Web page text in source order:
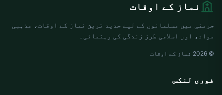
نماز کے اوقات
جرمنی میں مسلمانوں کے لیے جدید ترین نماز کے اوقات، مذہبی
مواد، اور اسلامی طرز زندگی کی رہنمائی۔
© 2026 نماز کے اوقات
فوری لنکس